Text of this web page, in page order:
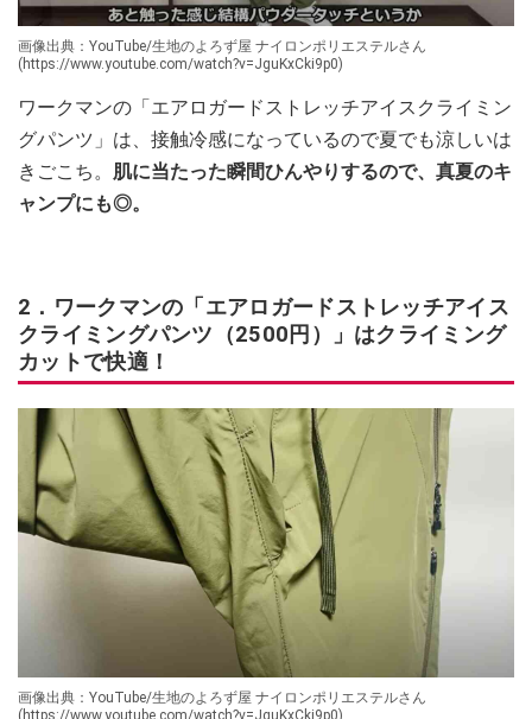
画像出典：YouTube/生地のよろず屋 ナイロンポリエステルさん
(https://www.youtube.com/watch?v=JguKxCki9p0)
ワークマンの「エアロガードストレッチアイスクライミン
グパンツ」は、接触冷感になっているので夏でも涼しいは
きごこち。 肌に当たった瞬間ひんやりするので、真夏のキ
ャンプにも◎。
2．ワークマンの「エアロガードストレッチアイス
クライミングパンツ（2500円）」はクライミング
カットで快適！
画像出典：YouTube/生地のよろず屋 ナイロンポリエステルさん